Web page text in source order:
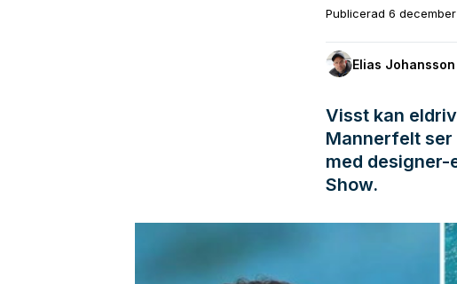
Publicerad 6
Elias Johansson
Visst kan
Mannerfelt
med designer-
Show.